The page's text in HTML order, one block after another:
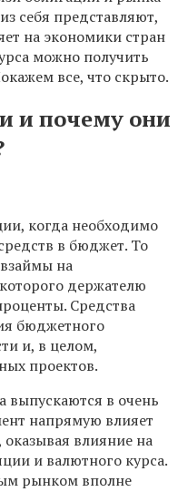
себя представляют,
на экономики стран
можно получить
все, что скрыто.
и почему они
когда необходимо
в бюджет. То
на
держателю
Средства
бюджетного
и, в целом,
проектов.
выпускаются в очень
напрямую влияет
влияние на
и валютного курса.
рынком вполне